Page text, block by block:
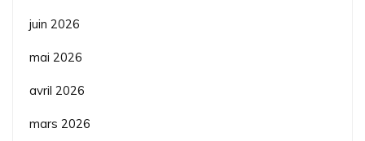
juin 2026
mai 2026
avril 2026
mars 2026